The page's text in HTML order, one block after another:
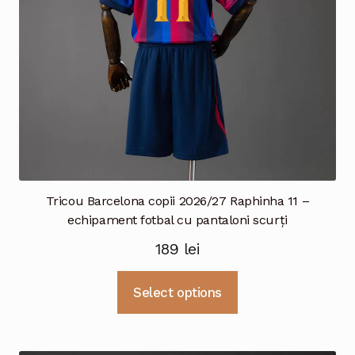
în
pagina
Tricou Barcelona copii 2026/27 Raphinha 11 –
echipament fotbal cu pantaloni scurți
189 lei
Select options